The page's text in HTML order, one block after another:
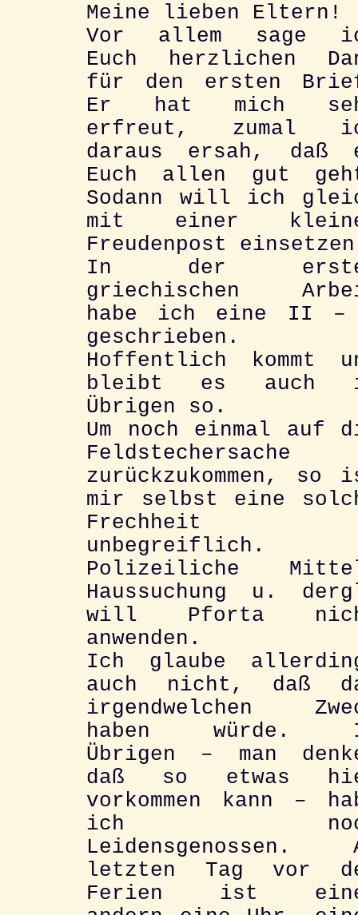
Meine lieben Eltern!
Vor allem sage
Euch herzlichen
für den ersten
Er hat mich
erfreut, zumal
daraus ersah, daß
Euch allen gut
Sodann will ich
mit einer
Freudenpost
In der
griechischen
habe ich eine II
geschrieben.
Hoffentlich kommt
bleibt es auch
Übrigen so.
Um noch einmal auf
Feldstechersache
zurückzukommen, so
mir selbst eine
Frechheit
unbegreiflich.
Polizeiliche
Haussuchung u.
will Pforta
anwenden.
Ich glaube
auch nicht, daß
irgendwelchen
haben würde.
Übrigen – man
daß so etwas
vorkommen kann –
ich
Leidensgenossen.
letzten Tag vor
Ferien ist